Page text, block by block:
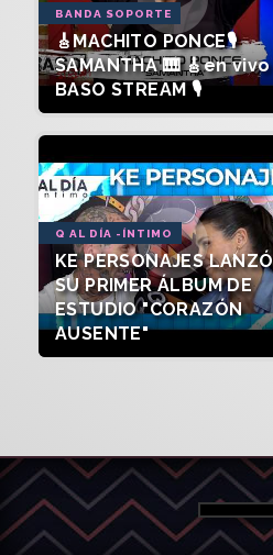
BANDA SOPORTE
🎸MACHITO PONCE🎙️
SAMANTHA 🎹 🎸en vivo
BASO STREAM 🎙️
Q AL DÍA -ÍNTIMO
KE PERSONAJES LANZÓ
SU PRIMER ÁLBUM DE
ESTUDIO "CORAZÓN
AUSENTE"